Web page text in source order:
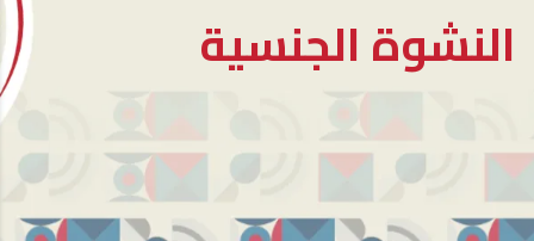
النشوة الجنسية